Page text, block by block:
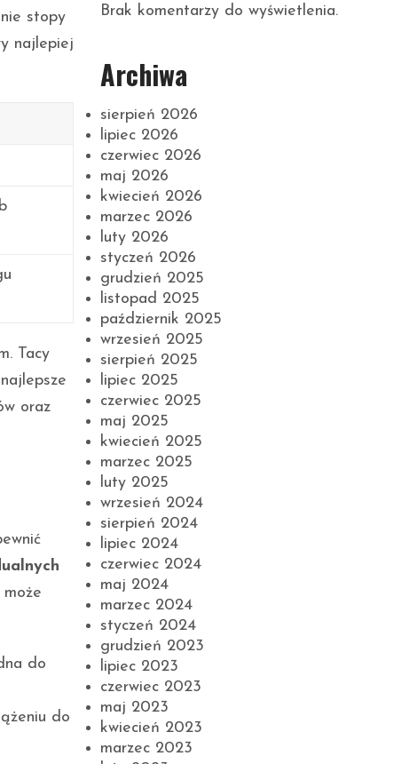
stopy
najlepiej
Tacy
oraz
do
do
Brak komentarzy do wyświetlenia.
Archiwa
sierpień 2026
lipiec 2026
czerwiec 2026
maj 2026
kwiecień 2026
marzec 2026
luty 2026
styczeń 2026
grudzień 2025
listopad 2025
październik 2025
wrzesień 2025
sierpień 2025
lipiec 2025
czerwiec 2025
maj 2025
kwiecień 2025
marzec 2025
luty 2025
wrzesień 2024
sierpień 2024
lipiec 2024
czerwiec 2024
maj 2024
marzec 2024
styczeń 2024
grudzień 2023
lipiec 2023
czerwiec 2023
maj 2023
kwiecień 2023
marzec 2023